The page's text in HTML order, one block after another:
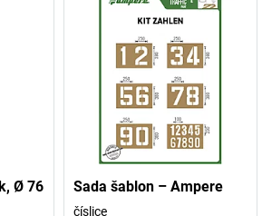
Ø 76
Sada šablon – Ampere
číslice